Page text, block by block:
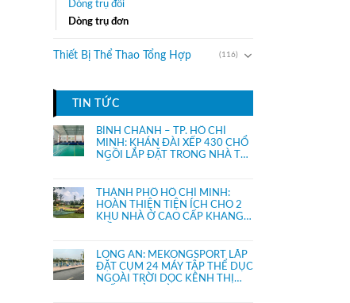
Dòng trụ đôi
Dòng trụ đơn
Thiết Bị Thể Thao Tổng Hợp (116)
TIN TỨC
BÌNH CHÁNH – TP. HỒ CHÍ
MINH: KHÁN ĐÀI XẾP 430 CHỔ
NGỒI LẮP ĐẶT TRONG NHÀ THI
THÀNH PHỐ HỒ CHÍ MINH:
HOÀN THIỆN TIỆN ÍCH CHO 2
KHU NHÀ Ở CAO CẤP KHANG
LONG AN: MEKONGSPORT LẮP
ĐẶT CỤM 24 MÁY TẬP THỂ DỤC
NGOÀI TRỜI DỌC KÊNH THỊ